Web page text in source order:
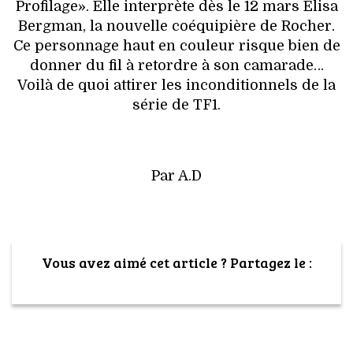
Profilage». Elle interprète dès le 12 mars Elisa
Bergman, la nouvelle coéquipière de Rocher.
Ce personnage haut en couleur risque bien de
donner du fil à retordre à son camarade…
Voilà de quoi attirer les inconditionnels de la
série de TF1.
Par A.D
Vous avez aimé cet article ? Partagez le :